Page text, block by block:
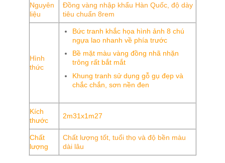
Nguyên
liệu
Đồng vàng nhập khẩu Hàn Quốc, độ dày
tiêu chuẩn 8rem
Hình
thức
Bức tranh khắc họa hình ảnh 8 chú
ngựa lao nhanh về phía trước
Bề mặt màu vàng đồng nhã nhặn
trông rất bắt mắt
Khung tranh sử dụng gỗ gụ đẹp và
chắc chắn, sơn nền đen
Kích
thước
2m31x1m27
Chất
lượng
Chất lượng tốt, tuổi thọ và độ bền màu
dài lâu